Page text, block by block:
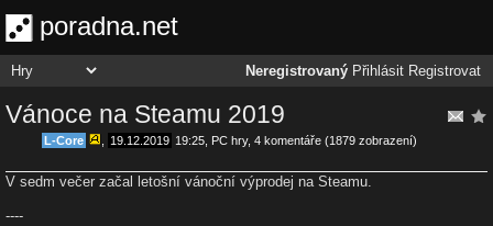
poradna.net
Neregistrovaný Přihlásit Registrovat
Vánoce na Steamu 2019
L-Core 19.12.2019 19:25 PC hry, 4 komentáře (1879 zobrazení)
V sedm večer začal letošní vánoční výprodej na Steamu.
----